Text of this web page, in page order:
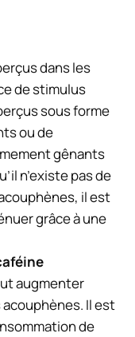
dans les
de stimulus
sous forme
ou de
gênants
n’existe pas de
il est
grâce à une
augmenter
Il est
de